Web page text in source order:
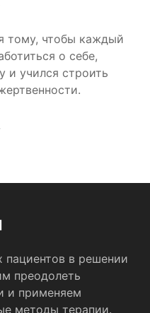
тому, чтобы каждый
о себе,
и учился строить
в решении
преодолеть
и применяем
методы терапии.